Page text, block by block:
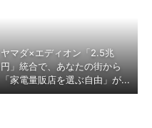
ヤマダ×エディオン「2.5兆
円」統合で、あなたの街から
「家電量販店を選ぶ自由」が...